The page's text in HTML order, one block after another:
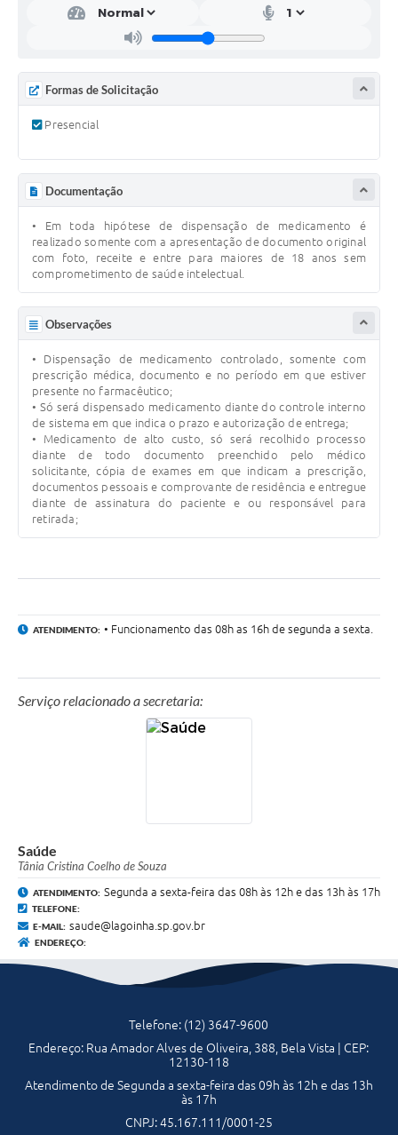
Audiências Públicas
A Prefeitura
Carta de Serviços
Galeria de Vídeos
Projetos
Contas Públicas
Legislação
Links
Serviços Online
Telefones Úteis
Transparência
Jornal
Agenda
Diário Oficial
Emprega
Formas de Solicitação
Presencial
Documentação
• Em toda hipótese de dispensação de medicamento é
realizado somente com a apresentação de documento original
com foto, receite e entre para maiores de 18 anos sem
comprometimento de saúde intelectual.
Observações
• Dispensação de medicamento controlado, somente com
prescrição médica, documento e no período em que estiver
presente no farmacêutico;
• Só será dispensado medicamento diante do controle interno
de sistema em que indica o prazo e autorização de entrega;
• Medicamento de alto custo, só será recolhido processo
diante de todo documento preenchido pelo médico
solicitante, cópia de exames em que indicam a prescrição,
documentos pessoais e comprovante de residência e entregue
diante de assinatura do paciente e ou responsável para
retirada;
ATENDIMENTO: • Funcionamento das 08h as 16h de segunda a sexta.
Serviço relacionado a secretaria:
Saúde
Tânia Cristina Coelho de Souza
ATENDIMENTO: Segunda a sexta-feira das 08h às 12h e das 13h às 17h
TELEFONE:
E-MAIL: saude@lagoinha.sp.gov.br
ENDEREÇO:
Telefone: (12) 3647-9600
Endereço: Rua Amador Alves de Oliveira, 388, Bela Vista | CEP:
12130-118
Atendimento de Segunda a sexta-feira das 09h às 12h e das 13h
às 17h
CNPJ: 45.167.111/0001-25